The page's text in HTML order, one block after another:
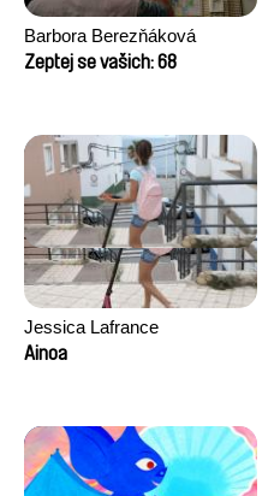
Barbora Berezňáková
Zeptej se vašich: 68
Jessica Lafrance
Ainoa